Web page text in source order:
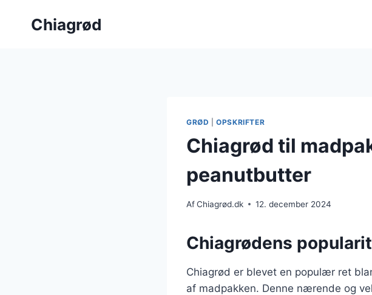
Chiagrød
GRØD |OPSKRIFTER
Chiagrød til
peanutbutter
AfChiagrød.dk 12. december 2024
Chiagrødens
Chiagrød er blevet en populær ret
af madpakken. Denne nærende og